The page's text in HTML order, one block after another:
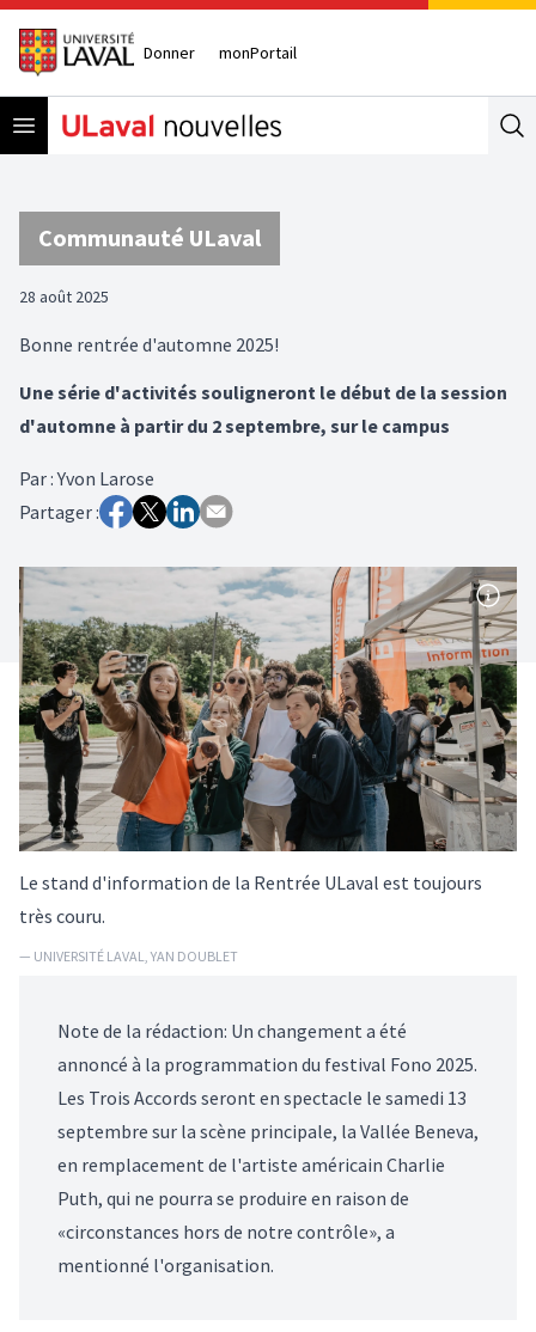
Donner monPortail
Open menu
Communauté ULaval
28 août 2025
Bonne rentrée d'automne 2025!
Une série d'activités souligneront le début de la session
d'automne à partir du 2 septembre, sur le campus
Par:Yvon Larose
Partager :
Le stand d'information de la Rentrée ULaval est toujours
très couru.
— UNIVERSITÉ LAVAL, YAN DOUBLET
Note de la rédaction: Un changement a été
annoncé à la programmation du festival Fono 2025.
Les Trois Accords seront en spectacle le samedi 13
septembre sur la scène principale, la Vallée Beneva,
en remplacement de l'artiste américain Charlie
Puth, qui ne pourra se produire en raison de
«circonstances hors de notre contrôle», a
mentionné l'organisation.